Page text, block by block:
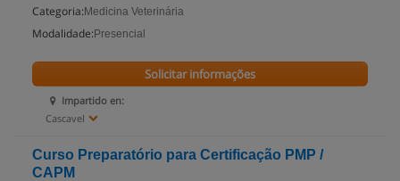
Categoria: Medicina Veterinária
Modalidade: Presencial
Impartido en:
Cascavel
Solicitar informações
Curso Preparatório para Certificação PMP /
CAPM